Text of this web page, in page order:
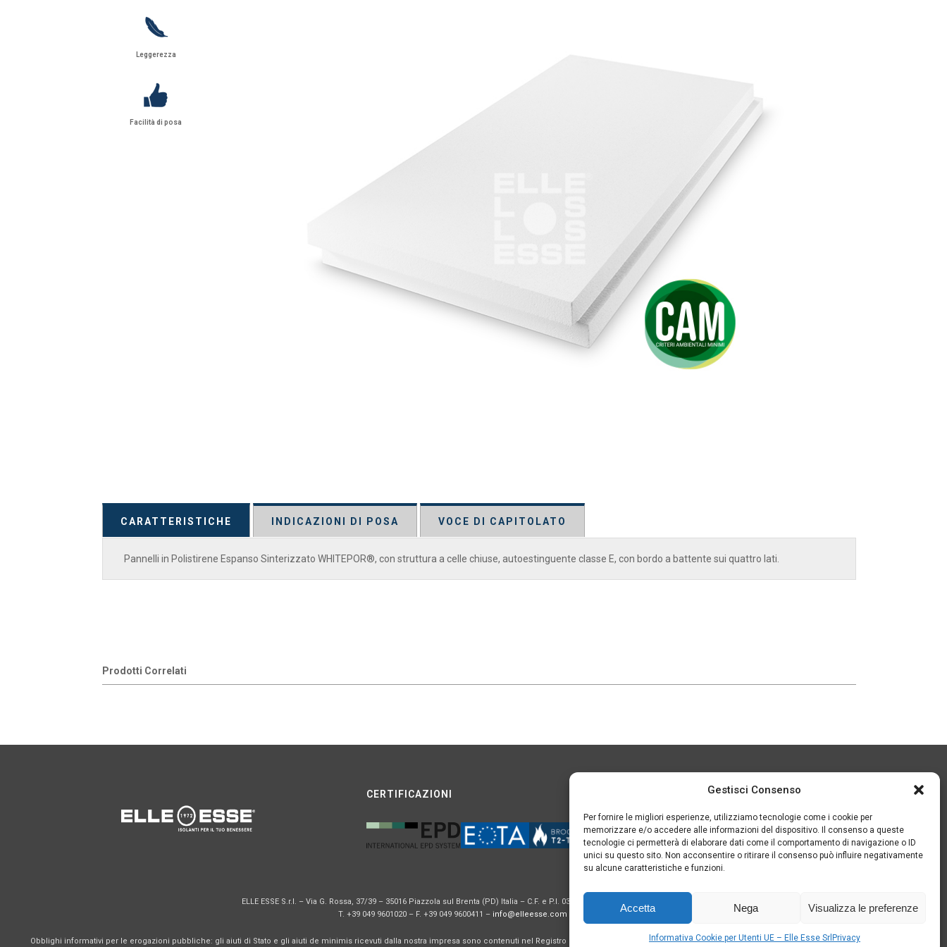
Gestisci Consenso
Per fornire le migliori esperienze, utilizziamo tecnologie come i cookie per
memorizzare e/o accedere alle informazioni del dispositivo. Il consenso a queste
tecnologie ci permetterà di elaborare dati come il comportamento di navigazione o ID
unici su questo sito. Non acconsentire o ritirare il consenso può influire negativamente
su alcune caratteristiche e funzioni.
Accetta Nega Visualizza le preferenze
Informativa Cookie per Utenti UE – Elle Esse Srl Privacy
Leggerezza
Facilità di posa
CARATTERISTICHE INDICAZIONI DI POSA VOCE DI CAPITOLATO
Pannelli in Polistirene Espanso Sinterizzato WHITEPOR®, con struttura a celle chiuse, autoestinguente classe E, con bordo a battente sui quattro lati.
Prodotti Correlati
CERTIFICAZIONI
✉
NEWSLETTER
ELLE ESSE S.r.l. – Via G. Rossa, 37/39 – 35016 Piazzola sul Brenta (PD) Italia – C.F. e P.I. 03572080285 – Cap. Soc. € 1.000.000 i.v.
T. +39 049 9601020 – F. +39 049 9600411 – info@elleesse.com
Obblighi informativi per le erogazioni pubbliche: gli aiuti di Stato e gli aiuti de minimis ricevuti dalla nostra impresa sono contenuti nel Registro nazionale degli aiuti di Stato di cui all’art. 52 della L. 234/2012 a cui si rinvia econsultabili qui